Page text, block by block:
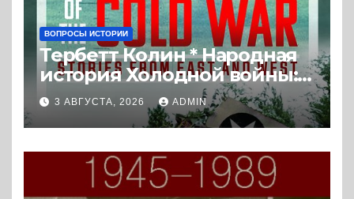
ВОПРОСЫ ИСТОРИИ
Тербетт Колин * Народная
история Холодной войны:
истории с Востока и Запада
(2023) * Реферат книги
3 АВГУСТА, 2026 ADMIN